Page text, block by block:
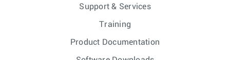
Support & Services
Training
Product Documentation